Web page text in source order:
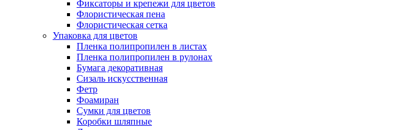
Фиксаторы и крепежи для цветов
Флористическая пена
Флористическая сетка
Упаковка для цветов
Пленка полипропилен в листах
Пленка полипропилен в рулонах
Бумага декоративная
Сизаль искусственная
Фетр
Фоамиран
Сумки для цветов
Коробки шляпные